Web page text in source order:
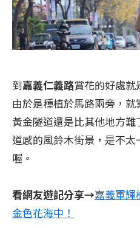
到嘉義仁義路賞花的好處就
由於是種植於馬路兩旁，
黃金隧道還是比其他地方
道感的風鈴木街景，是不
喔。
看網友遊記分享→嘉義軍輝
金色花海中！